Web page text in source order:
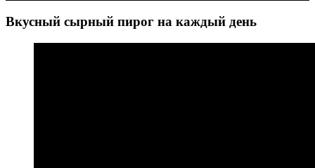
Вкусный сырный пирог на каждый день